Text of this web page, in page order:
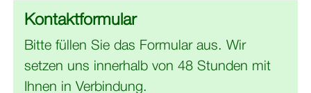
Kontaktformular
Bitte füllen Sie das Formular aus. Wir
setzen uns innerhalb von 48 Stunden mit
Ihnen in Verbindung.